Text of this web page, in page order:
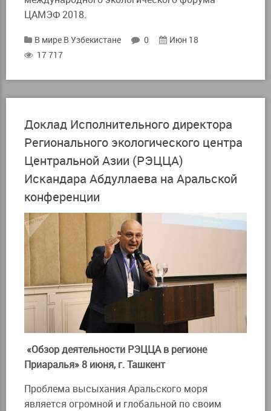
ЦАМЭФ 2018.
В мире В Узбекистане 0
Июн 18
17 717
Доклад Исполнительного директора
Регионального экологического центра
Центральной Азии (РЭЦЦА)
Искандара Абдуллаева на Аральской
конференции
«Обзор деятельности РЭЦЦА в регионе
Приаралья»8 июня, г. Ташкент
Проблема высыхания Аральского моря
является огромной и глобальной по своим